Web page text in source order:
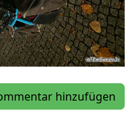
hinzufügen